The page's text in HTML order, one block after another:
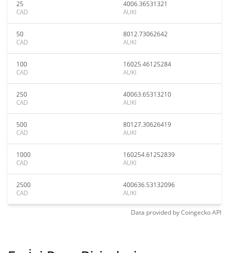
25
CAD
4006.36531321
AUKI
50
CAD
8012.73062642
AUKI
100
CAD
16025.46125284
AUKI
250
CAD
40063.65313210
AUKI
500
CAD
80127.30626419
AUKI
1000
CAD
160254.61252839
AUKI
2500
CAD
400636.53132096
AUKI
Data provided byCoingeckoAPI